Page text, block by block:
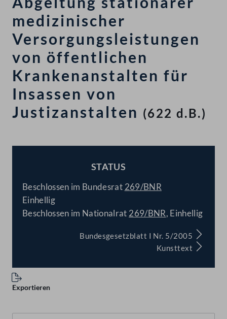
medizinischer
Versorgungsleistungen
von öffentlichen
Krankenanstalten für
Insassen von
Justizanstalten (622 d.B.)
STATUS
Beschlossen im Bundesrat 269/BNR
Einhellig
Beschlossen im Nationalrat 269/BNR, Einhellig
Bundesgesetzblatt I Nr. 5/2005
Kunsttext
Exportieren